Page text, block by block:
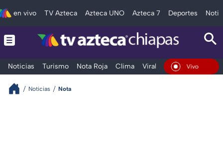
en vivo TV Azteca Azteca UNO Azteca 7 Deportes
Noticias Turismo Nota Roja Clima Viral y Tendencia
En Vivo
Noticias Nota